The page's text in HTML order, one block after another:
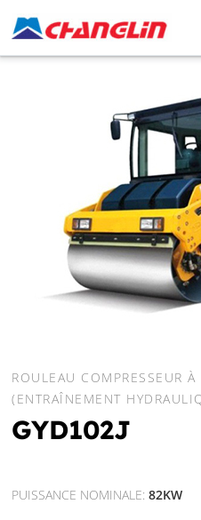
ROULEAU COMPRESSEUR
(ENTRAÎNEMENT
GYD102J
PUISSANCE NOMINALE:82KW